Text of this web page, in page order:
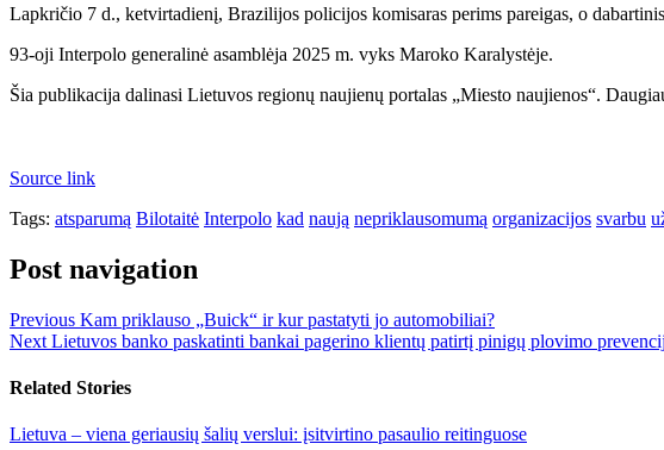
Lapkričio 7 d., ketvirtadienį, Brazilijos policijos komisaras perims pareigas, o
93-oji Interpolo generalinė asamblėja 2025 m. vyks Maroko Karalystėje.
Šia publikacija dalinasi Lietuvos regionų naujienų portalas „Miesto naujienos“.
Source link
Tags: atsparumą Bilotaitė Interpolo kad naują nepriklausomumą organizacijos svarbu
Post navigation
Previous Kam priklauso „Buick“ ir kur pastatyti jo automobiliai?
Next Lietuvos banko paskatinti bankai pagerino klientų patirtį pinigų plovimo
Related Stories
Lietuva – viena geriausių šalių verslui: įsitvirtino pasaulio reitinguose